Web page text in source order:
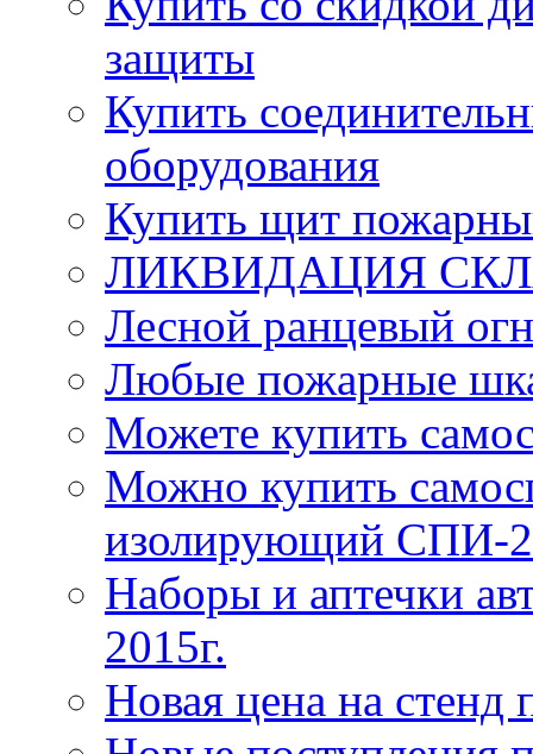
защиты
Купить
оборудования
Купить щит
ЛИКВИДАЦИЯ
Лесной ранцевый
Любые пожарные
Можете купить
Можно купить
изолирующий СПИ-
Наборы и аптечки
2015г.
Новая цена на